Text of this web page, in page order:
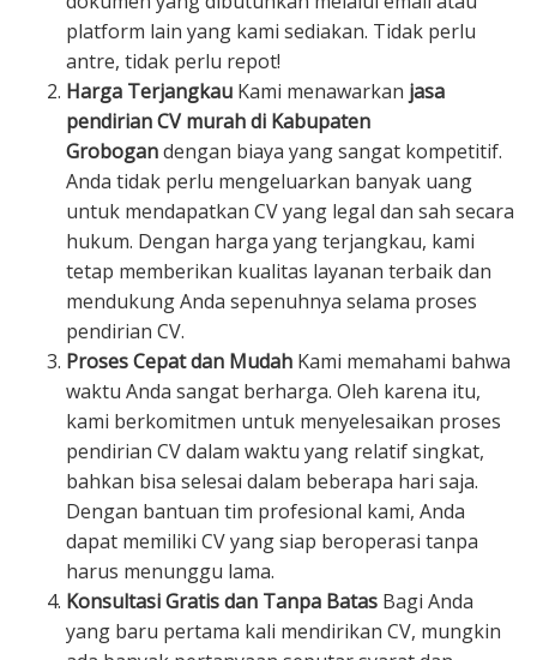
platform lain yang kami sediakan. Tidak perlu
antre, tidak perlu repot!
Harga Terjangkau Kami menawarkan jasa
pendirian CV murah di Kabupaten
Grobogandengan biaya yang sangat kompetitif.
Anda tidak perlu mengeluarkan banyak uang
untuk mendapatkan CV yang legal dan sah secara
hukum. Dengan harga yang terjangkau, kami
tetap memberikan kualitas layanan terbaik dan
mendukung Anda sepenuhnya selama proses
pendirian CV.
Proses Cepat dan Mudah Kami memahami bahwa
waktu Anda sangat berharga. Oleh karena itu,
kami berkomitmen untuk menyelesaikan proses
pendirian CV dalam waktu yang relatif singkat,
bahkan bisa selesai dalam beberapa hari saja.
Dengan bantuan tim profesional kami, Anda
dapat memiliki CV yang siap beroperasi tanpa
harus menunggu lama.
Konsultasi Gratis dan Tanpa Batas Bagi Anda
yang baru pertama kali mendirikan CV, mungkin